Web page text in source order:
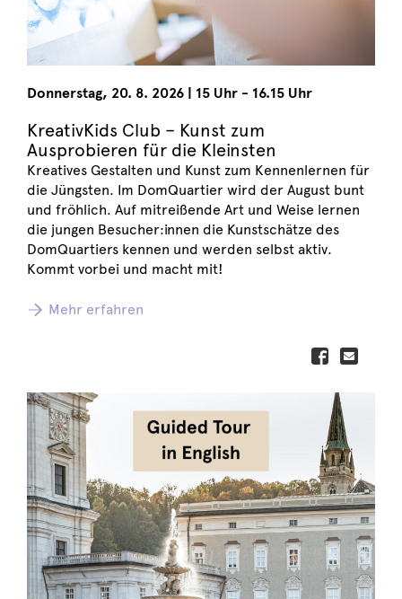
Donnerstag, 20. 8. 2026 15 Uhr - 16.15 Uhr
KreativKids Club – Kunst zum
Ausprobieren für die Kleinsten
Kreatives Gestalten und Kunst zum Kennenlernen für
die Jüngsten. Im DomQuartier wird der August bunt
und fröhlich. Auf mitreißende Art und Weise lernen
die jungen Besucher:innen die Kunstschätze des
DomQuartiers kennen und werden selbst aktiv.
Kommt vorbei und macht mit!
Mehr erfahren